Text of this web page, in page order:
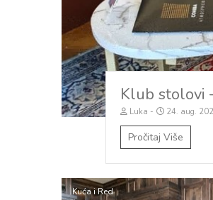
Klub stolovi
Luka 24. aug.
Pročitaj Više
Kuća i Red